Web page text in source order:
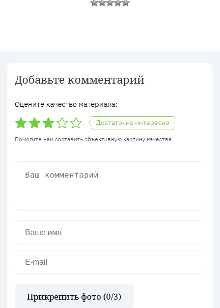
Добавьте комментарий
Оцените качество материала:
Достаточно интересно
Помогите нам составить объективную картину качества
Прикрепить фото (0/3)